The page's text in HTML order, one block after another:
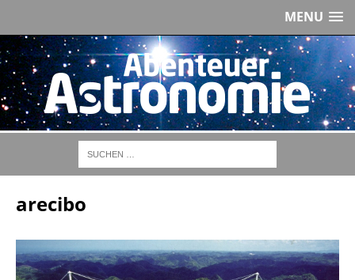
MENU
arecibo